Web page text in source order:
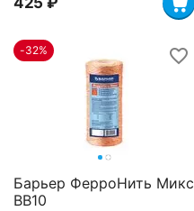
-32%
Барьер ФерроНить Микс
BB10